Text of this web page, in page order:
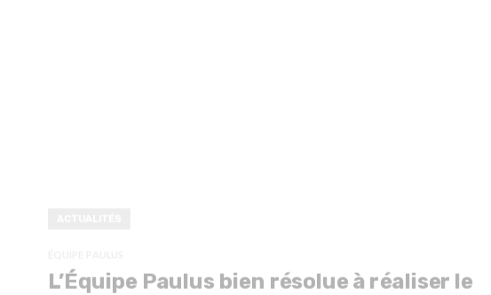
L’Équipe Paulus bien résolue à réaliser le